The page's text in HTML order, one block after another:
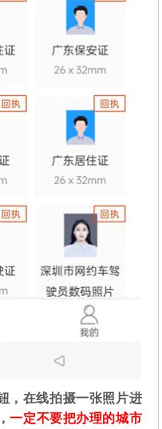
，在线拍摄一张照片进
一定不要把办理的城市